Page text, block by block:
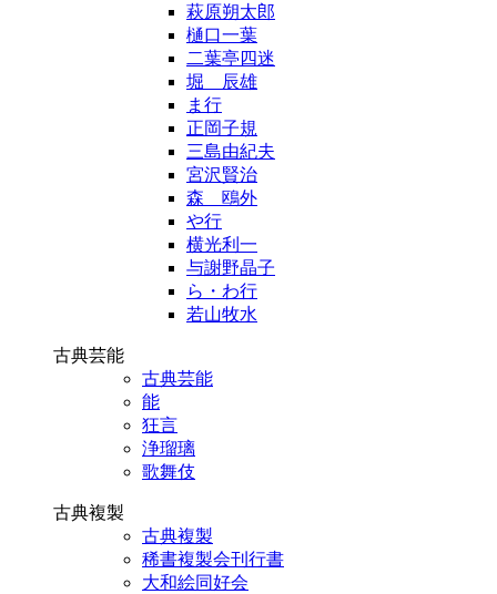
萩原朔太郎
樋口一葉
二葉亭四迷
堀 辰雄
ま行
正岡子規
三島由紀夫
宮沢賢治
森 鴎外
や行
横光利一
与謝野晶子
ら・わ行
若山牧水
古典芸能
古典芸能
能
狂言
浄瑠璃
歌舞伎
古典複製
古典複製
稀書複製会刊行書
大和絵同好会